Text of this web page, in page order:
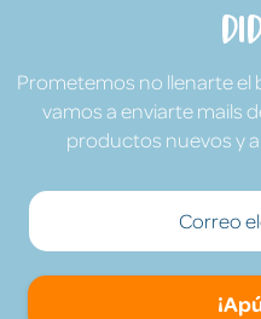
Prometemos no llenarte el
vamos a enviarte mails
productos nuevos y